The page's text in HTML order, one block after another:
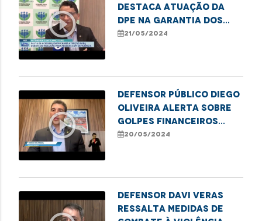
play_circle_outline
destaca atuação da
DPE na garantia dos
direitos das pessoas
21/05/2024
play_circle_outline
Defensor público Diego
Oliveira alerta sobre
golpes financeiros
contra idosos
20/05/2024
Defensor Davi Veras
ressalta medidas de